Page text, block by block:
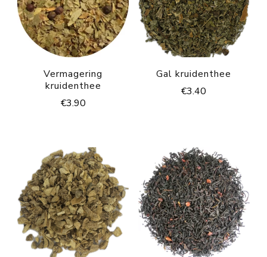
Vermagering
kruidenthee
€3.90
Gal kruidenthee
€3.40